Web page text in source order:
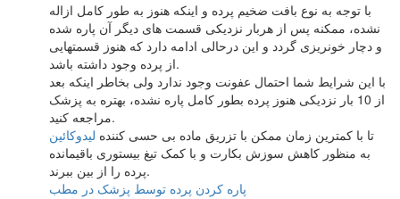
با توجه به نوع بافت ضخیم پرده و اینکه هنوز به طور کامل ازاله
نشده، ممکنه پس از هربار نزدیکی قسمت های دیگر آن پاره شده
و دچار خونریزی گردد و این درحالی ادامه دارد که هنوز قسمتهایی
از پرده وجود داشته باشد.
با این شرایط شما احتمال عفونت وجود ندارد ولی بخاطر اینکه بعد
از 10 بار نزدیکی هنوز پرده بطور کامل پاره نشده، بهتره به پزشک
مراجعه کنید.
تا با کمترین زمان ممکن با تزریق ماده بی حسی کننده لیدوکائین
به منظور کاهش سوزش بکارت و با کمک تیغ بیستوری باقیمانده
پرده را از بین ببرند.
پاره کردن پرده توسط پزشک در مطب